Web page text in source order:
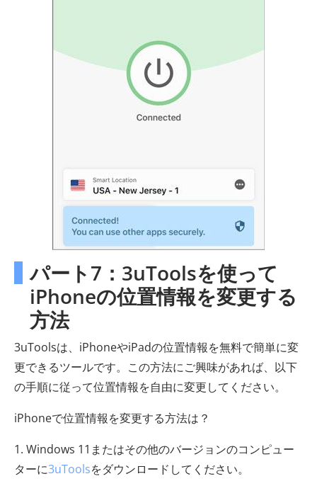
パート7：3uToolsを使って
iPhoneの位置情報を変更する
方法
3uToolsは、iPhoneやiPadの位置情報を無料で簡単に変
更できるツールです。この方法にご興味があれば、以下
の手順に従って位置情報を自由に変更してください。
iPhoneで位置情報を変更する方法は？
1. Windows 11またはその他のバージョンのコンピュー
ターに3uToolsをダウンロードしてください。